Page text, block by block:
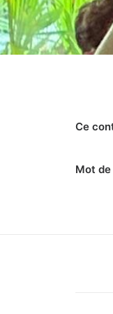
Ce
Mot de